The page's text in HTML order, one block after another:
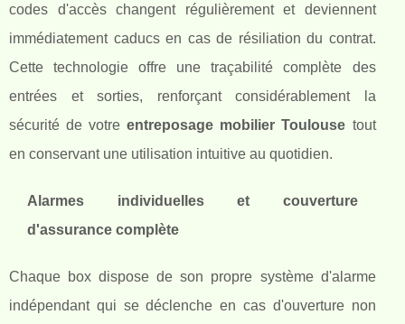
codes d'accès changent régulièrement et deviennent
immédiatement caducs en cas de résiliation du contrat.
Cette technologie offre une traçabilité complète des
entrées et sorties, renforçant considérablement la
sécurité de votreentreposage mobilier Toulouse tout
en conservant une utilisation intuitive au quotidien.
Alarmes individuelles et couverture
d'assurance complète
Chaque box dispose de son propre système d'alarme
indépendant qui se déclenche en cas d'ouverture non